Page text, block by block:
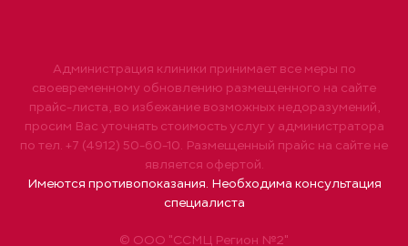
© ООО "ССМЦ Регион №2"
Администрация клиники принимает все меры по
своевременному обновлению размещенного на сайте
прайс-листа, во избежание возможных недоразумений,
просим Вас уточнять стоимость услуг у администратора
по тел. +7 (4912) 50-60-10. Размещенный прайс на сайте не
является офертой.
Имеются противопоказания. Необходима консультация
специалиста